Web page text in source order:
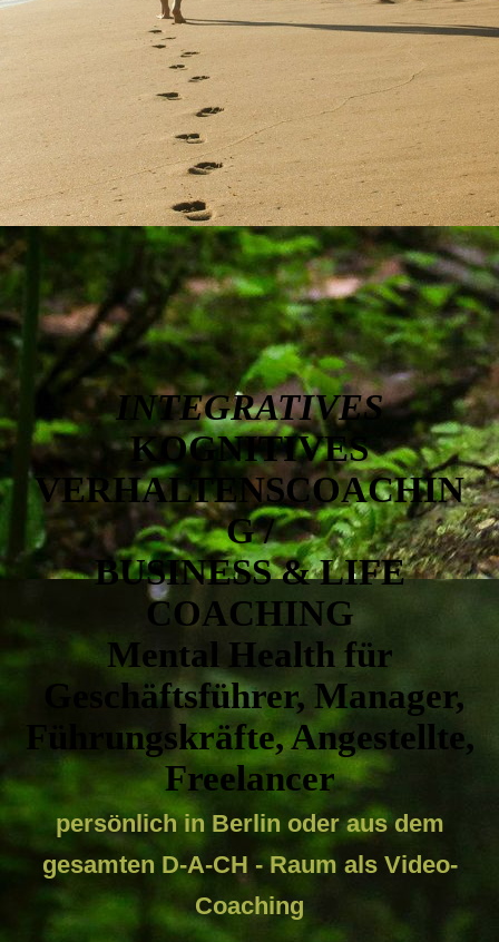
INTEGRATIVES
KOGNITIVES
VERHALTENSCOACHIN
G /
BUSINESS & LIFE
COACHING
Mental Health für
Geschäftsführer, Manager,
Führungskräfte, Angestellte,
Freelancer
persönlich in Berlin oder aus dem
gesamten D-A-CH - Raum als Video-
Coaching